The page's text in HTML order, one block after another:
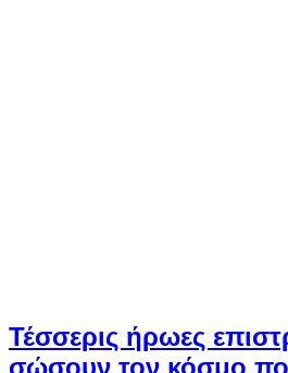
Τέσσερις ήρωες